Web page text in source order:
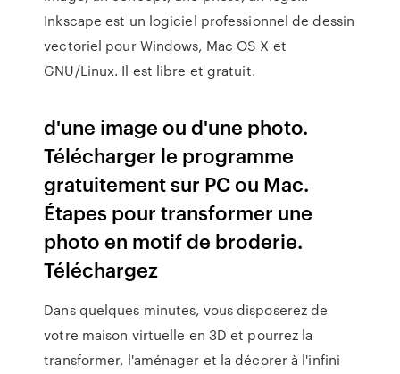
Inkscape est un logiciel professionnel de dessin
vectoriel pour Windows, Mac OS X et
GNU/Linux. Il est libre et gratuit.
d'une image ou d'une photo.
Télécharger le programme
gratuitement sur PC ou Mac.
Étapes pour transformer une
photo en motif de broderie.
Téléchargez
Dans quelques minutes, vous disposerez de
votre maison virtuelle en 3D et pourrez la
transformer, l'aménager et la décorer à l'infini